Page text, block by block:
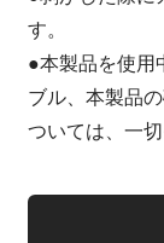
す。
●本製品を使用
ブル、本製品
ついては、一